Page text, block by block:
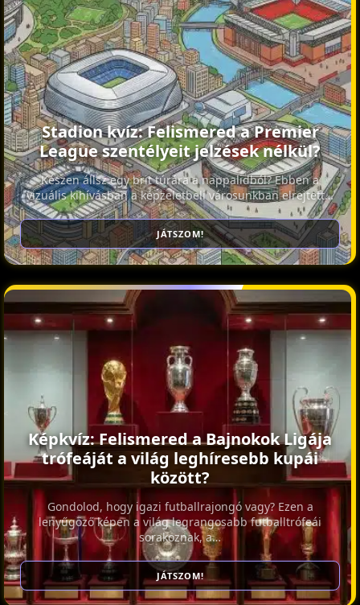
Stadion kvíz: Felismered a Premier
League szentélyeit jelzések nélkül?
Készen állsz egy brit túrára a nappalidból? Ebben a
vizuális kihívásban a képzeletbeli városunkban elrejtett…
JÁTSZOM!
Képkvíz: Felismered a Bajnokok Ligája
trófeáját a világ leghíresebb kupái
között?
Gondolod, hogy igazi futballrajongó vagy? Ezen a
lenyűgöző képen a világ legrangosabb futballtrófeái
sorakoznak, a…
JÁTSZOM!